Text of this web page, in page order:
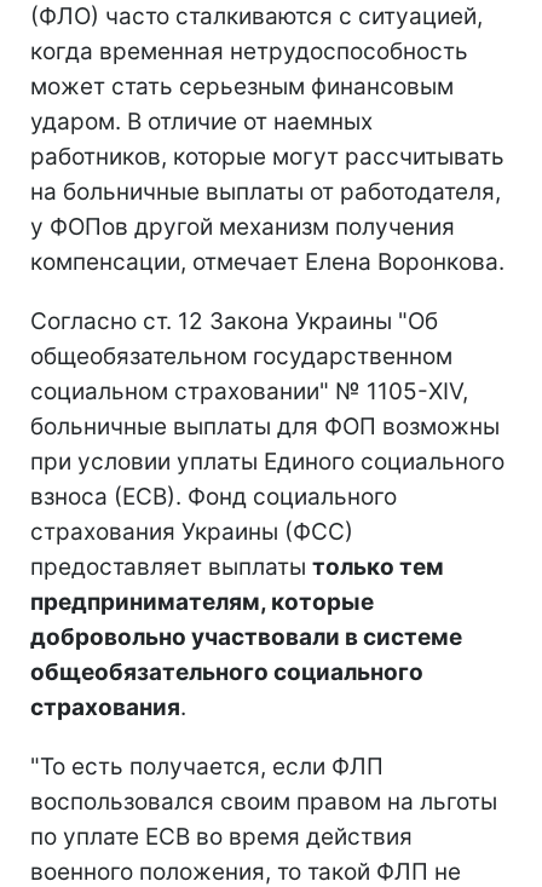
(ФЛО) часто сталкиваются с ситуацией,
когда временная нетрудоспособность
может стать серьезным финансовым
ударом. В отличие от наемных
работников, которые могут рассчитывать
на больничные выплаты от работодателя,
у ФОПов другой механизм получения
компенсации, отмечает Елена Воронкова.
Согласно ст. 12 Закона Украины "Об
общеобязательном государственном
социальном страховании" № 1105-XIV,
больничные выплаты для ФОП возможны
при условии уплаты Единого социального
взноса (ЕСВ). Фонд социального
страхования Украины (ФСС)
предоставляет выплаты только тем
предпринимателям, которые
добровольно участвовали в системе
общеобязательного социального
страхования.
"То есть получается, если ФЛП
воспользовался своим правом на льготы
по уплате ЕСВ во время действия
военного положения, то такой ФЛП не